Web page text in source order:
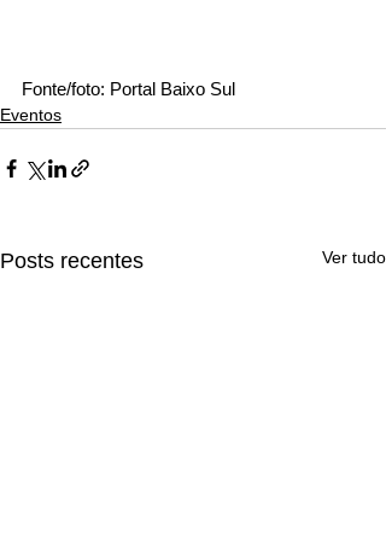
Fonte/foto: Portal Baixo Sul
Eventos
Posts recentes Ver tudo